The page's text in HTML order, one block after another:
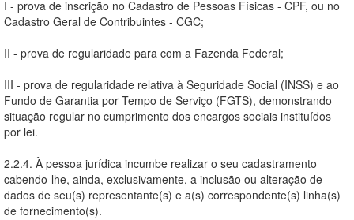
I - prova de inscrição no Cadastro de Pessoas Físicas - CPF, ou no
Cadastro Geral de Contribuintes - CGC;
II - prova de regularidade para com a Fazenda Federal;
III - prova de regularidade relativa à Seguridade Social (INSS) e ao
Fundo de Garantia por Tempo de Serviço (FGTS), demonstrando
situação regular no cumprimento dos encargos sociais instituídos
por lei.
2.2.4. À pessoa jurídica incumbe realizar o seu cadastramento
cabendo-lhe, ainda, exclusivamente, a inclusão ou alteração de
dados de seu(s) representante(s) e a(s) correspondente(s) linha(s)
de fornecimento(s).